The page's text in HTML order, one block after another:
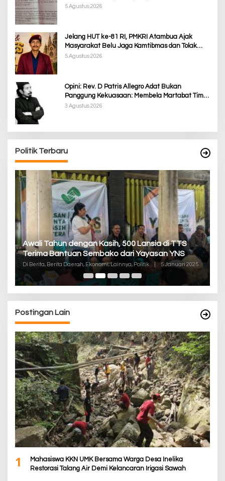
Menjalankan Regulasi
5 Agustus 2026
Jelang HUT ke-81 RI, PMKRI Atambua Ajak
Masyarakat Belu Jaga Kamtibmas dan Tolak
Provokasi
5 Agustus 2026
Opini: Rev. D Patris Allegro Adat Bukan
Panggung Kekuasaan: Membela Martabat Timor
dari Politik Simbolik
3 Agustus 2026
Politik Terbaru
Awali Tahun dengan Kasih, 500 Lansia di TTS
Terima Bantuan Sembako dari Yayasan YNS
Di Berita, Berita Daerah, Ekonomi, Lainnya, Politik 5 Januari 2025
Postingan Lain
1
Mahasiswa KKN UMK Bersama Warga Desa Inelika
Restorasi Talang Air Demi Kelancaran Irigasi Sawah